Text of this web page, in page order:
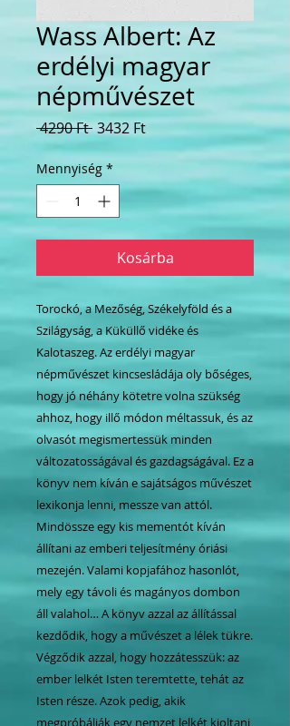
Wass Albert: Az
erdélyi magyar
népművészet
4290 Ft Szokásos
3432 FtAkciós
ár
Mennyiség *
Kosárba
Torockó, a Mezőség, Székelyföld és a
Szilágyság, a Küküllő vidéke és
Kalotaszeg. Az erdélyi magyar
népművészet kincsesládája oly bőséges,
hogy jó néhány kötetre volna szükség
ahhoz, hogy illő módon méltassuk, és az
olvasót megismertessük minden
változatosságával és gazdagságával. Ez a
könyv nem kíván e sajátságos művészet
lexikonja lenni, messze van attól.
Mindössze egy kis mementót kíván
állítani az emberi teljesítmény óriási
mezején. Valami kopjafához hasonlót,
mely egy távoli és magányos dombon
áll valahol… A könyv azzal az állítással
kezdődik, hogy a művészet a lélek tükre.
Végződik azzal, hogy hozzátesszük: az
ember lelkét Isten teremtette, tehát az
Isten része. Azok pedig, akik
megpróbálják egy nemzet lelkét kioltani,